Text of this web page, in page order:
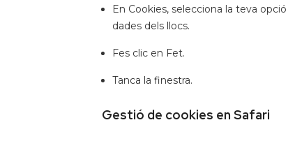
En Cookies, selecciona la teva
dades dels llocs.
Fes clic en Fet.
Tanca la finestra.
Gestió de cookies en Safari